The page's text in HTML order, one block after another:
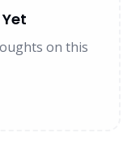
on this